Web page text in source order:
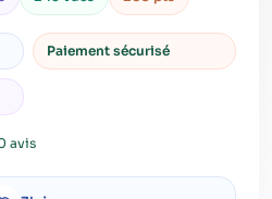
Paiement sécurisé
avis